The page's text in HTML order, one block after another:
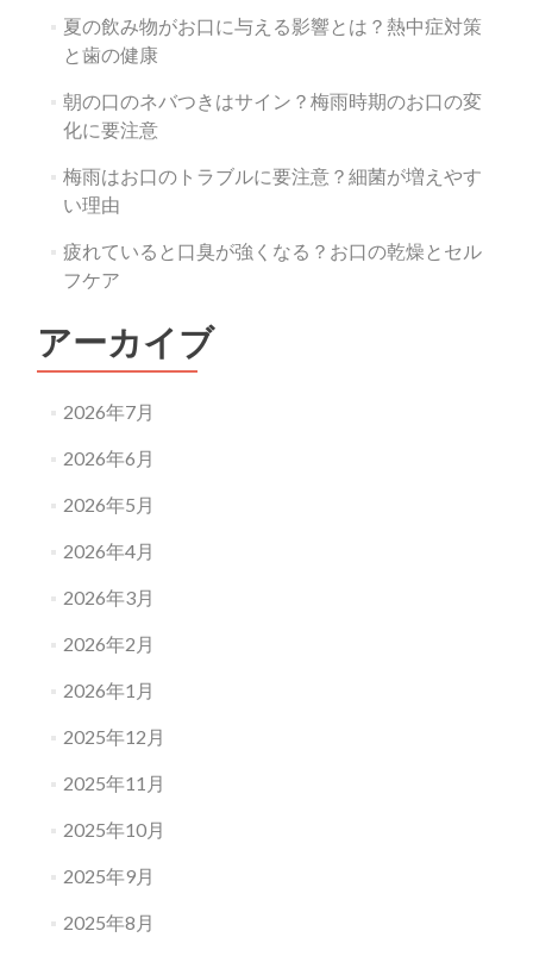
夏の飲み物がお口に与える影響とは？熱中症対策
と歯の健康
朝の口のネバつきはサイン？梅雨時期のお口の変
化に要注意
梅雨はお口のトラブルに要注意？細菌が増えやす
い理由
疲れていると口臭が強くなる？お口の乾燥とセル
フケア
アーカイブ
2026年7月
2026年6月
2026年5月
2026年4月
2026年3月
2026年2月
2026年1月
2025年12月
2025年11月
2025年10月
2025年9月
2025年8月